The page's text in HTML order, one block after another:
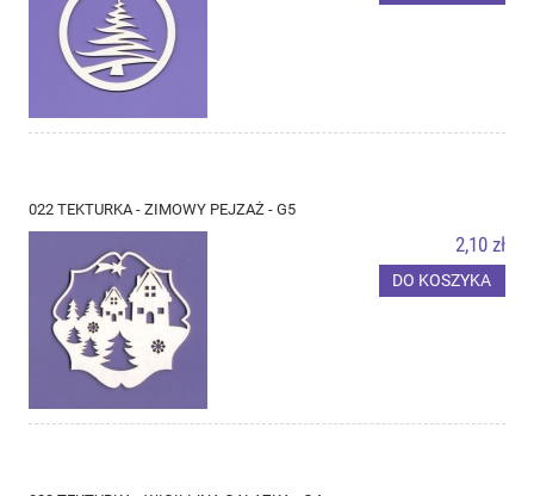
022 TEKTURKA - ZIMOWY PEJZAŻ - G5
2,10 zł
DO KOSZYKA